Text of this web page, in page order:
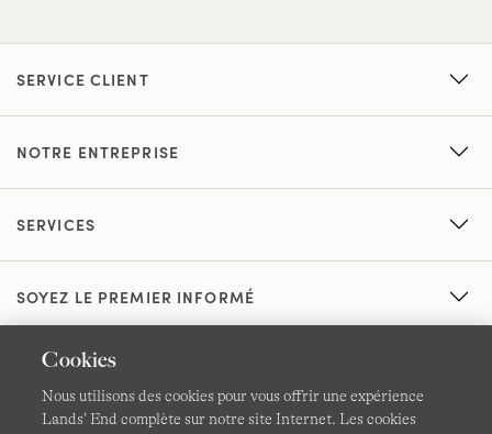
SERVICE CLIENT
NOTRE ENTREPRISE
SERVICES
SOYEZ LE PREMIER INFORMÉ
Cookies
Nous utilisons des cookies pour vous offrir une expérience
Lands’ End complète sur notre site Internet. Les cookies